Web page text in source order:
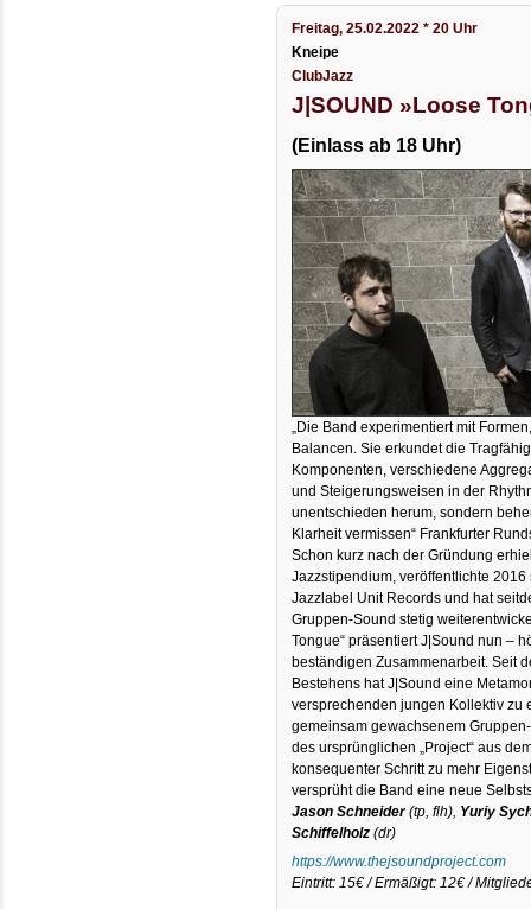
Freitag, 25.02.2022 * 20 Uhr
Kneipe
ClubJazz
J|SOUND »Loose
(Einlass ab 18 Uhr)
„Die Band experimentiert mit
Balancen. Sie erkundet die
Komponenten, verschiedene
und Steigerungsweisen in der
unentschieden herum, sondern
Klarheit vermissen“ Frankfurter
Schon kurz nach der Gründung
Jazzstipendium, veröffentlichte
Jazzlabel Unit Records und hat
Gruppen-Sound stetig
Tongue“ präsentiert J|Sound nun –
beständigen Zusammenarbeit. Seit
Bestehens hat J|Sound eine
versprechenden jungen Kollektiv zu
gemeinsam gewachsenem
des ursprünglichen „Project“ aus
konsequenter Schritt zu mehr
versprüht die Band eine neue
Jason Schneider(tp, flh), Yuriy
Schiffelholz (dr)
https://www.thejsoundproject.com
Eintritt: 15€ / Ermäßigt: 12€ /